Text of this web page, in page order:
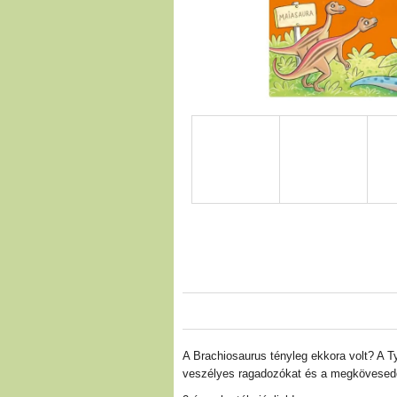
A Brachiosaurus tényleg ekkora volt? A
veszélyes ragadozókat és a